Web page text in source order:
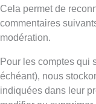
Cela permet de
commentaires
modération.
Pour les comptes qui
échéant), nous
indiquées dans leur